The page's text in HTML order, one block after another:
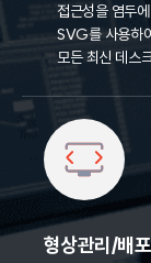
접근성을 염두
SVG를 사용하
모든 최신 데스
형상관리/배포